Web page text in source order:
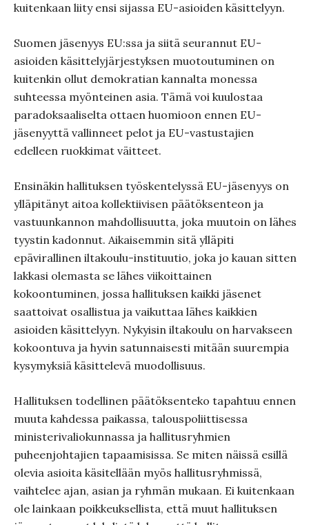
kuitenkaan liity ensi sijassa EU-asioiden käsittelyyn.
Suomen jäsenyys EU:ssa ja siitä seurannut EU-
asioiden käsittelyjärjestyksen muotoutuminen on
kuitenkin ollut demokratian kannalta monessa
suhteessa myönteinen asia. Tämä voi kuulostaa
paradoksaaliselta ottaen huomioon ennen EU-
jäsenyyttä vallinneet pelot ja EU-vastustajien
edelleen ruokkimat väitteet.
Ensinäkin hallituksen työskentelyssä EU-jäsenyys on
ylläpitänyt aitoa kollektiivisen päätöksenteon ja
vastuunkannon mahdollisuutta, joka muutoin on lähes
tyystin kadonnut. Aikaisemmin sitä ylläpiti
epävirallinen iltakoulu-instituutio, joka jo kauan sitten
lakkasi olemasta se lähes viikoittainen
kokoontuminen, jossa hallituksen kaikki jäsenet
saattoivat osallistua ja vaikuttaa lähes kaikkien
asioiden käsittelyyn. Nykyisin iltakoulu on harvakseen
kokoontuva ja hyvin satunnaisesti mitään suurempia
kysymyksiä käsittelevä muodollisuus.
Hallituksen todellinen päätöksenteko tapahtuu ennen
muuta kahdessa paikassa, talouspoliittisessa
ministerivaliokunnassa ja hallitusryhmien
puheenjohtajien tapaamisissa. Se miten näissä esillä
olevia asioita käsitellään myös hallitusryhmissä,
vaihtelee ajan, asian ja ryhmän mukaan. Ei kuitenkaan
ole lainkaan poikkeuksellista, että muut hallituksen